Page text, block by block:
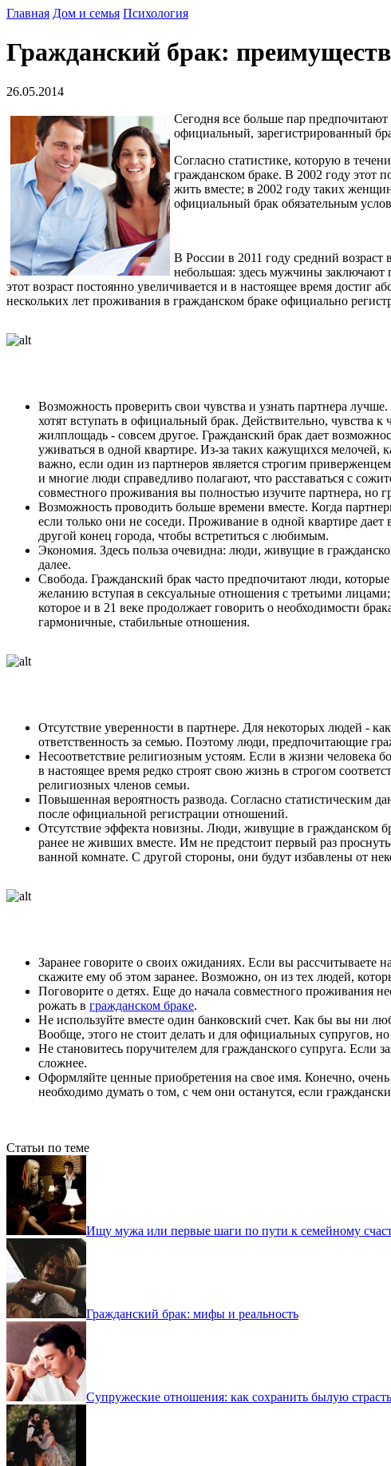
Главная Дом и семья Психология
Гражданский брак:
26.05.2014
Сегодня все больше пар
официальный, зарегистрированный
Согласно статистике, которую в
гражданском браке. В 2002 году этот
жить вместе; в 2002 году таких
официальный брак обязательным
В России в 2011 году средний
небольшая: здесь мужчины заключают
этот возраст постоянно увеличивается и в настоящее время достиг
нескольких лет проживания в гражданском браке официально
Возможность проверить свои чувства и узнать партнера
хотят вступать в официальный брак. Действительно, чувства
жилплощадь - совсем другое. Гражданский брак дает
уживаться в одной квартире. Из-за таких кажущихся
важно, если один из партнеров является строгим
и многие люди справедливо полагают, что расставаться с
совместного проживания вы полностью изучите партнера, но
Возможность проводить больше времени вместе. Когда
если только они не соседи. Проживание в одной квартире дает
другой конец города, чтобы встретиться с любимым.
Экономия. Здесь польза очевидна: люди, живущие в
далее.
Свобода. Гражданский брак часто предпочитают люди,
желанию вступая в сексуальные отношения с третьими
которое и в 21 веке продолжает говорить о необходимости
гармоничные, стабильные отношения.
Отсутствие уверенности в партнере. Для некоторых людей -
ответственность за семью. Поэтому люди, предпочитающие
Несоответствие религиозным устоям. Если в жизни
в настоящее время редко строят свою жизнь в строгом
религиозных членов семьи.
Повышенная вероятность развода. Согласно статистическим
после официальной регистрации отношений.
Отсутствие эффекта новизны. Люди, живущие в гражданском
ранее не живших вместе. Им не предстоит первый раз
ванной комнате. С другой стороны, они будут избавлены от
Заранее говорите о своих ожиданиях. Если вы рассчитываете
скажите ему об этом заранее. Возможно, он из тех людей,
Поговорите о детях. Еще до начала совместного проживания
рожать в гражданском браке.
Не используйте вместе один банковский счет. Как бы вы ни
Вообще, этого не стоит делать и для официальных супругов,
Не становитесь поручителем для гражданского супруга. Если
сложнее.
Оформляйте ценные приобретения на свое имя. Конечно,
необходимо думать о том, с чем они останутся, если
Статьи по теме
Ищу мужа или первые шаги по пути к семейному
Гражданский брак: мифы и реальность
Cупружеские отношения: как сохранить былую страсть